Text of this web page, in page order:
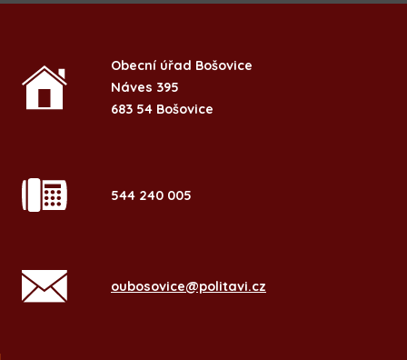
Obecní úřad Bošovice
Náves 395
683 54 Bošovice
544 240 005
oubosovice@politavi.cz